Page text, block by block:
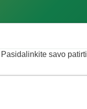
savo